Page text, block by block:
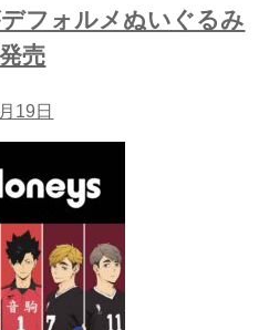
デフォルメぬいぐるみ
売
19日